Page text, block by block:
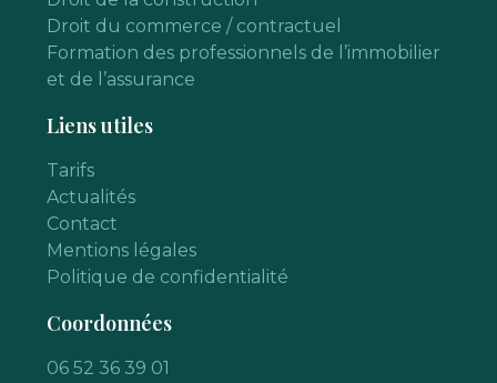
Droit du commerce / contractuel
Formation des professionnels de l’immobilier
et de l’assurance
Liens utiles
Tarifs
Actualités
Contact
Mentions légales
Politique de confidentialité
Coordonnées
06 52 36 39 01